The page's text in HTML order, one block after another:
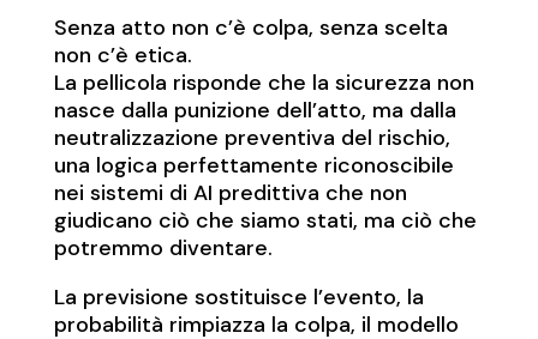
Senza atto non c’è colpa, senza scelta
non c’è etica.
La pellicola risponde che la sicurezza non
nasce dalla punizione dell’atto, ma dalla
neutralizzazione preventiva del rischio,
una logica perfettamente riconoscibile
nei sistemi di AI predittiva che non
giudicano ciò che siamo stati, ma ciò che
potremmo diventare.
La previsione sostituisce l’evento, la
probabilità rimpiazza la colpa, il modello